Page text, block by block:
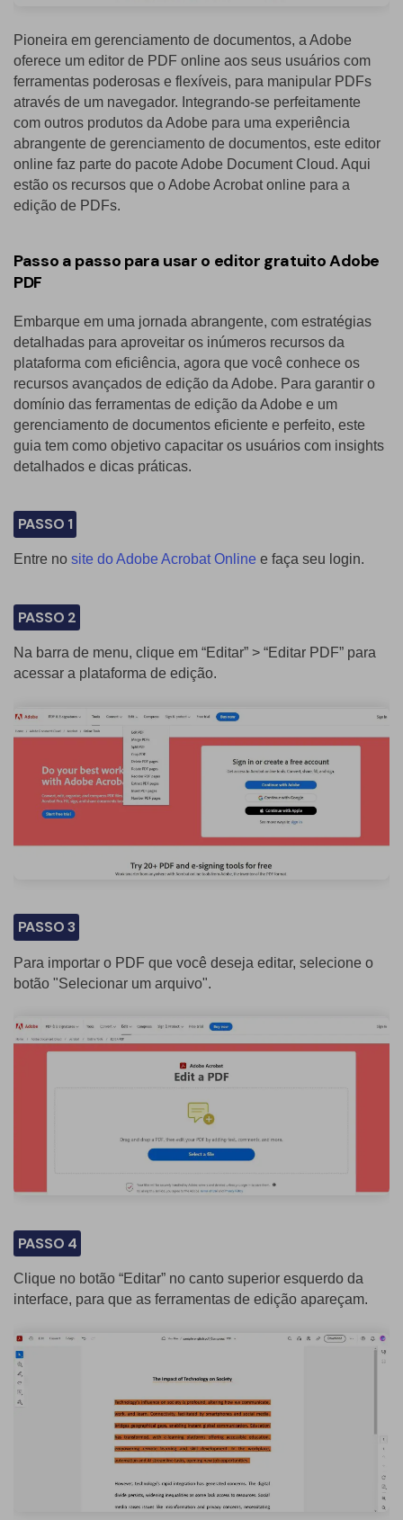
Pioneira em gerenciamento de documentos, a Adobe
oferece um editor de PDF online aos seus usuários com
ferramentas poderosas e flexíveis, para manipular PDFs
através de um navegador. Integrando-se perfeitamente
com outros produtos da Adobe para uma experiência
abrangente de gerenciamento de documentos, este editor
online faz parte do pacote Adobe Document Cloud. Aqui
estão os recursos que o Adobe Acrobat online para a
edição de PDFs.
Passo a passo para usar o editor gratuito Adobe
PDF
Embarque em uma jornada abrangente, com estratégias
detalhadas para aproveitar os inúmeros recursos da
plataforma com eficiência, agora que você conhece os
recursos avançados de edição da Adobe. Para garantir o
domínio das ferramentas de edição da Adobe e um
gerenciamento de documentos eficiente e perfeito, este
guia tem como objetivo capacitar os usuários com insights
detalhados e dicas práticas.
PASSO 1
Entre no site do Adobe Acrobat Online e faça seu login.
PASSO 2
Na barra de menu, clique em “Editar” > “Editar PDF” para
acessar a plataforma de edição.
PASSO 3
Para importar o PDF que você deseja editar, selecione o
botão "Selecionar um arquivo".
PASSO 4
Clique no botão “Editar” no canto superior esquerdo da
interface, para que as ferramentas de edição apareçam.